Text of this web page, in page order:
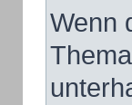
Wenn